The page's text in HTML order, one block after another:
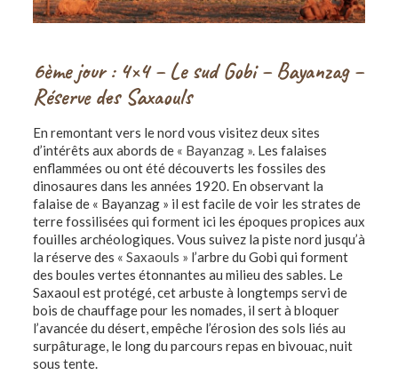
6ème jour : 4×4 – Le sud Gobi – Bayanzag –
Réserve des Saxaouls
En remontant vers le nord vous visitez deux sites
d’intérêts aux abords de « Bayanzag ». Les falaises
enflammées ou ont été découverts les fossiles des
dinosaures dans les années 1920. En observant la
falaise de « Bayanzag » il est facile de voir les strates de
terre fossilisées qui forment ici les époques propices aux
fouilles archéologiques. Vous suivez la piste nord jusqu’à
la réserve des « Saxaouls » l’arbre du Gobi qui forment
des boules vertes étonnantes au milieu des sables. Le
Saxaoul est protégé, cet arbuste à longtemps servi de
bois de chauffage pour les nomades, il sert à bloquer
l’avancée du désert, empêche l’érosion des sols liés au
surpâturage, le long du parcours repas en bivouac, nuit
sous tente.